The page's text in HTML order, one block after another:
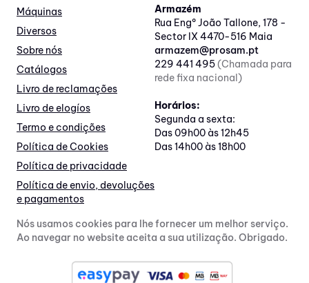
Máquinas
Diversos
Sobre nós
Catálogos
Livro de reclamações
Livro de elogíos
Termo e condições
Política de Cookies
Política de privacidade
Política de envio, devoluções
e pagamentos
Armazém
Rua Engº João Tallone, 178 -
Sector IX 4470-516 Maia
armazem@prosam.pt
229 441 495(Chamada para
rede fixa nacional)
Horários:
Segunda a sexta:
Das 09h00 às 12h45
Das 14h00 às 18h00
Nós usamos cookies para lhe fornecer um melhor serviço.
Ao navegar no website aceita a sua utilização. Obrigado.